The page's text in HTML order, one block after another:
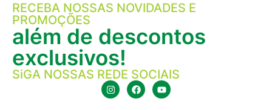
RECEBA NOSSAS NOVIDADES E
PROMOÇÕES
além de descontos
exclusivos!
SiGA NOSSAS REDE SOCIAIS